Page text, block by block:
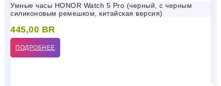
Умные часы HONOR Watch 5 Pro (черный, с черным
силиконовым ремешком, китайская версия)
445,00 BR
ПОДРОБНЕЕ